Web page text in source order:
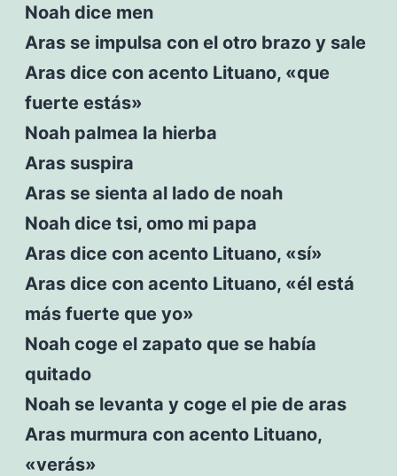
Noah dice men
Aras se impulsa con el otro brazo y sale
Aras dice con acento Lituano, «que
fuerte estás»
Noah palmea la hierba
Aras suspira
Aras se sienta al lado de noah
Noah dice tsi, omo mi papa
Aras dice con acento Lituano, «sí»
Aras dice con acento Lituano, «él está
más fuerte que yo»
Noah coge el zapato que se había
quitado
Noah se levanta y coge el pie de aras
Aras murmura con acento Lituano,
«verás»